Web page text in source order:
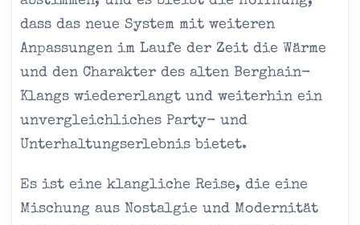
dass das neue System mit weiteren
Anpassungen im Laufe der Zeit die Wärme
und den Charakter des alten Berghain-
Klangs wiedererlangt und weiterhin ein
unvergleichliches Party- und
Unterhaltungserlebnis bietet.
Es ist eine klangliche Reise, die eine
Mischung aus Nostalgie und Modernität